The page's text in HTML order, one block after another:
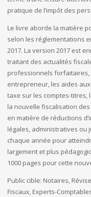
pratique de l’impôt des
Le livre aborde la matière
selon les réglementations
2017. La version 2017 est
traitant des actualités
professionnels forfaitaires,
entrepreneur, les aides
taxe sur les comptes-titres,
la nouvelle fiscalisation
en matière de réductions
légales, administratives ou
chaque année pour
largement et plus
1000 pages pour cette
Public cible: Notaires,
Fiscaux, Experts-